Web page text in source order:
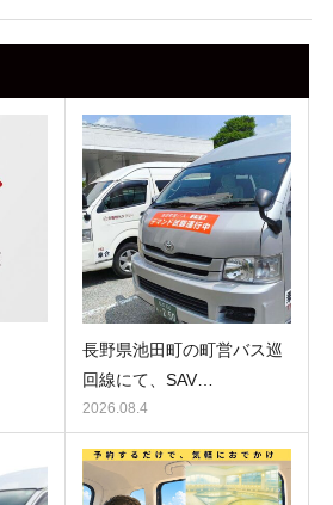
長野県池田町の町営バス巡
回線にて、SAV…
2026.08.4